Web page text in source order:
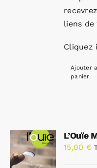
liens de
Cliquez
Ajouter
panier
L’Ouïe
15,00 €